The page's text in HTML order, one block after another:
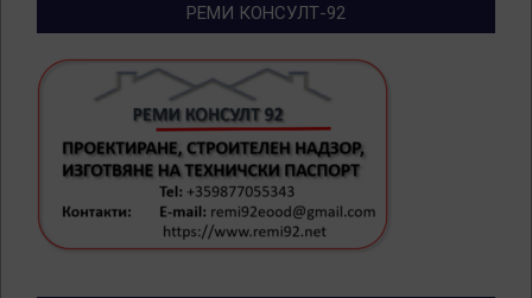
РЕМИ КОНСУЛТ-92